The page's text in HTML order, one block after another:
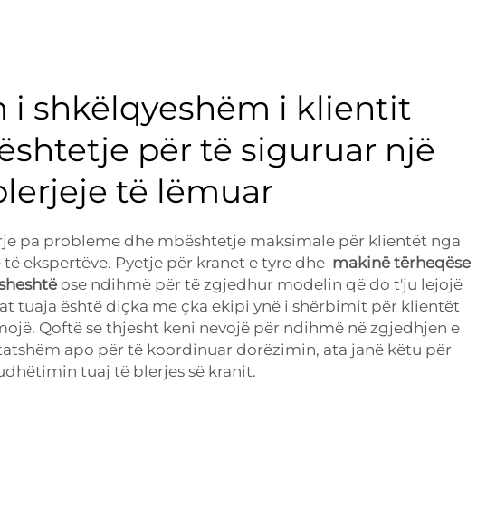
i shkëlqyeshëm i klientit
për të siguruar një
të lëmuar
pa probleme dhe mbështetje maksimale për klientët nga
ekspertëve. Pyetje për kranet e tyre dhe makinë tërheqëse
ose ndihmë për të zgjedhur modelin që do t'ju lejojë
tuaja është diçka me çka ekipi ynë i shërbimit për klientët
Qoftë se thjesht keni nevojë për ndihmë në zgjedhjen e
apo për të koordinuar dorëzimin, ata janë këtu për
tuaj të blerjes së kranit.